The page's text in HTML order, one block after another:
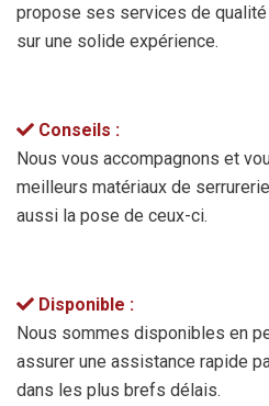
propose ses services de
sur une solide expérience.
Conseils :
Nous vous accompagnons et
meilleurs matériaux de
aussi la pose de ceux-ci.
Disponible :
Nous sommes disponibles en
assurer une assistance rapide
dans les plus brefs délais.